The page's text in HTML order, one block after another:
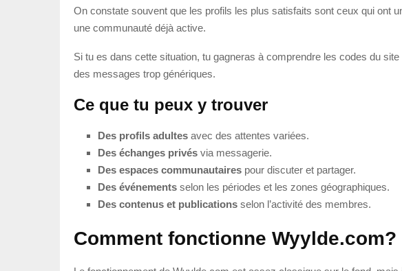
On constate souvent que les profils les plus satisfaits sont ceux qui ont
une communauté déjà active.
Si tu es dans cette situation, tu gagneras à comprendre les codes du
des messages trop génériques.
Ce que tu peux y trouver
Des profils adultes avec des attentes variées.
Des échanges privés via messagerie.
Des espaces communautaires pour discuter et partager.
Des événements selon les périodes et les zones géographiques.
Des contenus et publications selon l’activité des membres.
Comment fonctionne Wyylde.com?